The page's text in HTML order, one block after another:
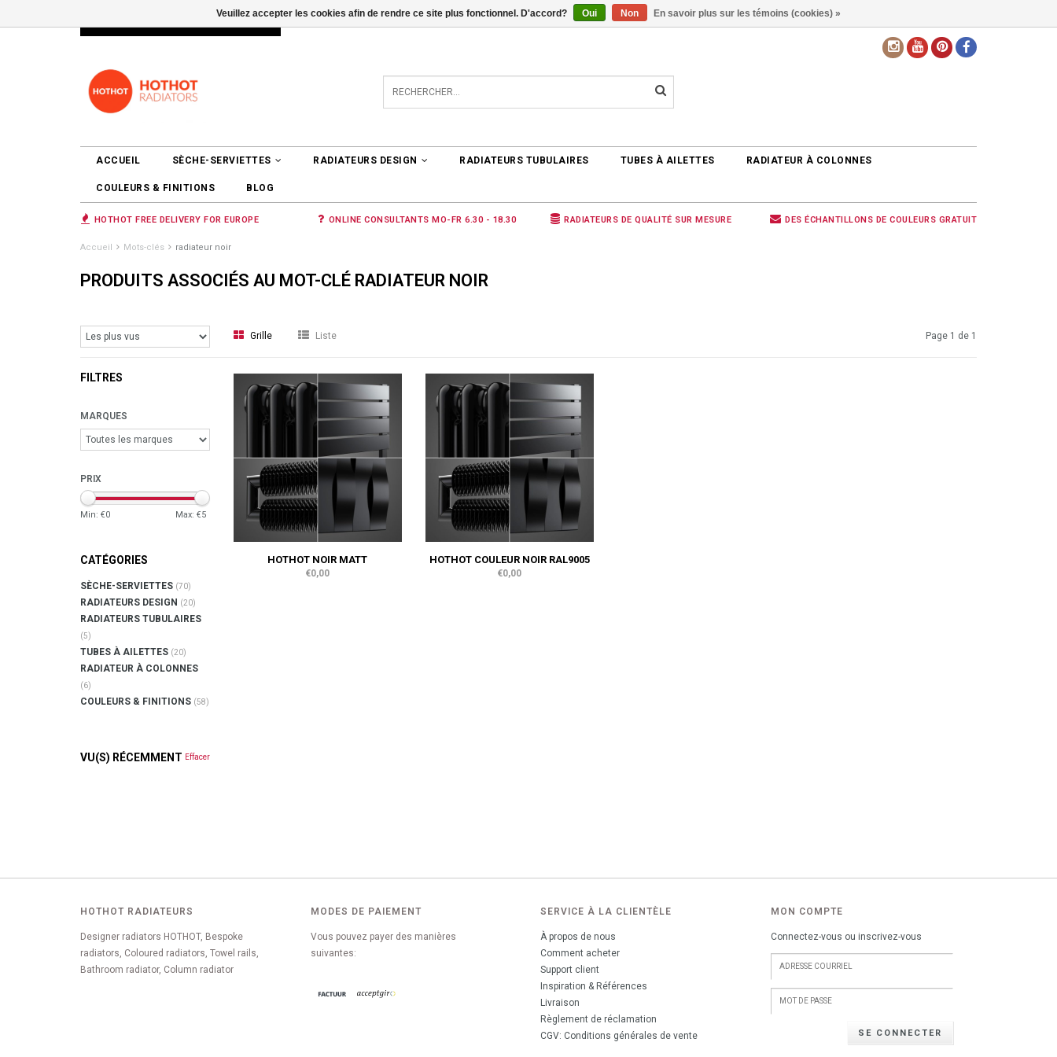
INFO@RADIATORS.SHOP SE CONNECTER 0 ARTICLES €0,00
ACCUEIL SÈCHE-SERVIETTES RADIATEURS DESIGN RADIATEURS TUBULAIRES TUBES À AILETTES RADIATEUR À COLONNES
COULEURS & FINITIONS BLOG
HOTHOT FREE DELIVERY FOR EUROPE ONLINE CONSULTANTS MO-FR 6.30 - 18.30 RADIATEURS DE QUALITÉ SUR MESURE DES ÉCHANTILLONS DE COULEURS GRATUIT
Accueil Mots-clés radiateur noir
PRODUITS ASSOCIÉS AU MOT-CLÉ RADIATEUR NOIR
Grille Liste Page 1 de 1
FILTRES
MARQUES
PRIX
Min: €0 Max: €5
CATÉGORIES
SÈCHE-SERVIETTES (70)
RADIATEURS DESIGN (20)
RADIATEURS TUBULAIRES
(5)
TUBES À AILETTES (20)
RADIATEUR À COLONNES
(6)
COULEURS & FINITIONS (58)
VU(S) RÉCEMMENT Effacer
HOTHOT NOIR MATT
€0,00
HOTHOT COULEUR NOIR RAL9005
€0,00
HOTHOT RADIATEURS
Designer radiators HOTHOT, Bespoke
radiators, Coloured radiators, Towel rails,
Bathroom radiator, Column radiator
MODES DE PAIEMENT
Vous pouvez payer des manières
suivantes:
SERVICE À LA CLIENTÈLE
À propos de nous
Comment acheter
Support client
Inspiration & Références
Livraison
Règlement de réclamation
CGV: Conditions générales de vente
MON COMPTE
Connectez-vous ou inscrivez-vous
SE CONNECTER
Veuillez accepter les cookies afin de rendre ce site plus fonctionnel. D'accord? Oui Non En savoir plus sur les témoins (cookies) »